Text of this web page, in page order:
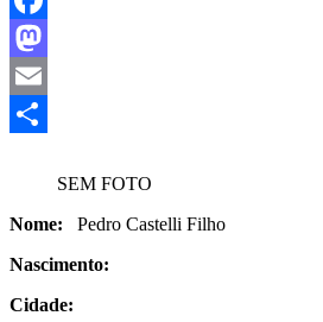
Facebook
Mastodon
Email
SEM FOTO
Nome: Pedro Castelli
Nascimento:
Cidade: